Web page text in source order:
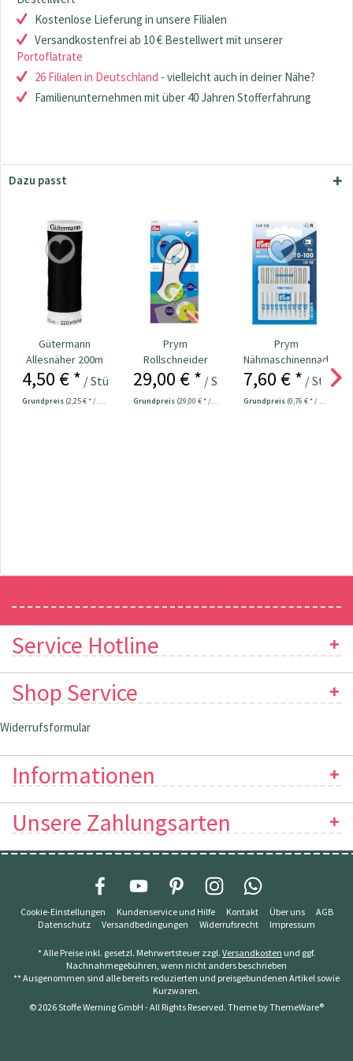
Kostenlose Lieferung in unsere Filialen
Versandkostenfrei ab 10 € Bestellwert mit unserer
Portoflatrate
26 Filialen in Deutschland - vielleicht auch in deiner Nähe?
Familienunternehmen mit über 40 Jahren Stofferfahrung
Dazu passt
Gütermann
Allesnäher 200m
Fb. 000 - schwarz
4,50 € * / Stück
Grundpreis (2,25 € * / 100 Meter)
Prym
Rollschneider
Ergonomics 45
mm Nr.610474
29,00 € * / Stück
Grundpreis (29,00 € * / 1 Stück)
Prym
Nähmaschinennadeln
130/705
Universal...
7,60 € * / Stück
Grundpreis (0,76 € * / 1 Stück)
Service Hotline
Shop Service
Widerrufsformular
Informationen
Unsere Zahlungsarten
Cookie-Einstellungen Kundenservice und Hilfe Kontakt Über uns
AGB
Datenschutz
Versandbedingungen Widerrufsrecht Impressum
* Alle Preise inkl. gesetzl. Mehrwertsteuer zzgl. Versandkosten und ggf.
Nachnahmegebühren, wenn nicht anders beschrieben
** Ausgenommen sind alle bereits reduzierten und preisgebundenen Artikel sowie
Kurzwaren.
© 2026 Stoffe Werning GmbH - All Rights Reserved. Theme byThemeWare®